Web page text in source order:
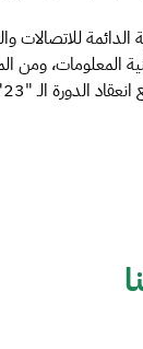
الدائمة